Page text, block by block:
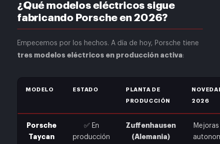
¿Qué modelos eléctricos sigue
fabricando Porsche en 2026?
Empecemos por los hechos. A día de hoy, Porsche tiene
tres modelos eléctricos en producción activa:
MODELO ESTADO PLANTA DE
PRODUCCIÓN 2026
Porsche
Taycan
✅ En
producción
Zuffenhausen
(Alemania)